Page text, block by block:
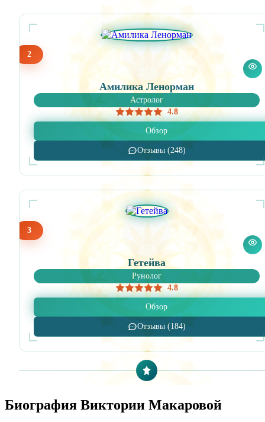
2
Амилика Ленорман
Астролог
4.8
Обзор
Отзывы (248)
3
Гетейва
Рунолог
4.8
Обзор
Отзывы (184)
Биография Виктории Макаровой